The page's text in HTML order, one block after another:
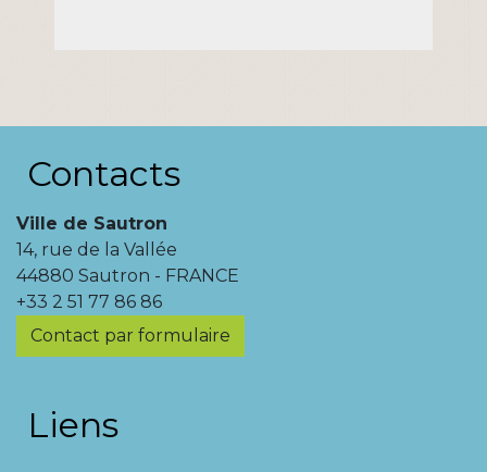
Contacts
Ville de Sautron
14, rue de la Vallée
44880 Sautron - FRANCE
+33 2 51 77 86 86
Contact par formulaire
Liens